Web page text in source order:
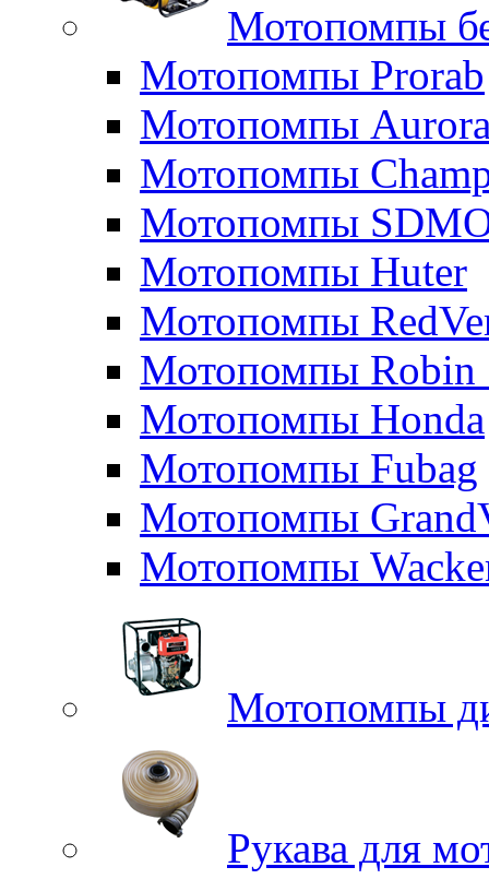
Мотопомпы
Мотопомпы Prorab
Мотопомпы
Мотопомпы
Мотопомпы
Мотопомпы Huter
Мотопомпы
Мотопомпы Robin
Мотопомпы Honda
Мотопомпы Fubag
Мотопомпы
Мотопомпы
Мотопомпы
Рукава для